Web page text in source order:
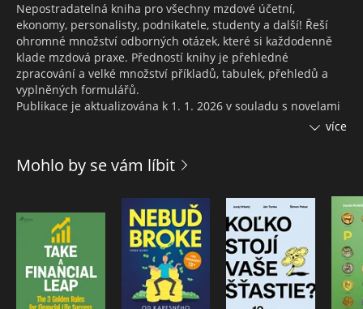
Nepostradatelná kniha pro všechny mzdové účetní,
ekonomy, personalisty, podnikatele, studenty a další! Řeší
ohromné množství odborných otázek, které si každodenně
klade mzdová praxe. Předností knihy je přehledné
zpracování a velké množství příkladů, tabulek, přehledů a
vyplněných formulářů.
Publikace je aktualizována k 1. 1. 2026 v souladu s novelami
zákonů. Reaguje na široký vějíř odborných otázek z oblasti
spektra novelizovaných předpisů a zapracování všech
praktické zpracování dané odborné problematiky s použitím
velkého množství příkladů, tabulek, přehledů a vyplněných
formulářů.
Kniha je určena pro mzdové účetní, ekonomy, personalisty,
podnikatele, manažery, daňové poradce, auditory a je
zároveň nepostradatelným metodickým a praktickým
pomocníkem studentů a účetních praktikantů.
více
Mohlo by se vám líbit